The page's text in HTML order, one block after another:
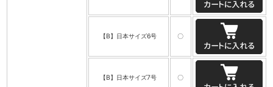
【B】日本サイズ6号 〇
【B】日本サイズ7号 〇